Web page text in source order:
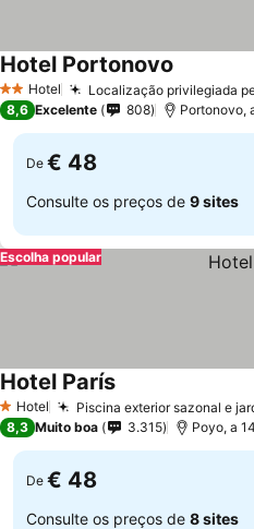
2 Estrelas
Hotel Localização privilegiada
Hotel Portonovo
8,6 Excelente 808 Portonovo,
De € 48
Consulte os preços de 9 sites
Escolha popular
1 Estrelas
Hotel Piscina exterior sazonal e
Hotel París
8,3 Muito boa 3.315 Poyo, a
De € 48
Consulte os preços de 8 sites